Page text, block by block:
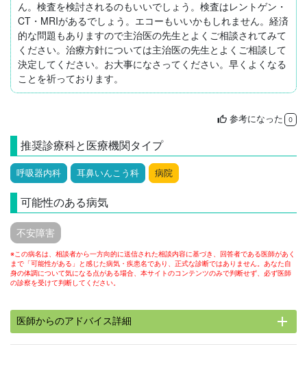
ん。検査を検討されるのもいいでしょう。検査はレントゲン・
CT・MRIがあるでしょう。エコーもいいかもしれません。経済
的な問題もありますので主治医の先生とよくご相談されてみて
ください。治療方針については主治医の先生とよくご相談して
決定してください。お大事になさってください。早くよくなる
ことを祈っております。
thumb_up 参考になった 0
推奨診療科と医療機関タイプ
呼吸器内科 耳鼻いんこう科 病院
可能性のある病気
不安障害
※この病名は、相談者から一方向的に送信された相談内容に基づき、回答者である医師があく
まで「可能性がある」と感じた病気・疾患名であり、正式な診断ではありません。あなた自
身の体調について気になる点がある場合、本サイトのコンテンツのみで判断せず、必ず医師
の診察を受けて判断してください。
医師からのアドバイス詳細 add